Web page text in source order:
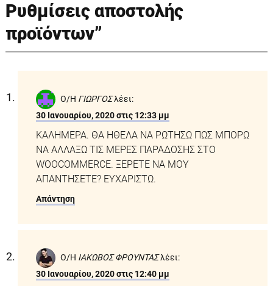
Ρυθμίσεις αποστολής
προϊόντων”
Ο/Η ΓΙΩΡΓΟΣλέει:
30 Ιανουαρίου, 2020 στις 12:33 μμ
ΚΑΛΗΜΕΡΑ. ΘΑ ΗΘΕΛΑ ΝΑ ΡΩΤΗΣΩ ΠΩΣ ΜΠΟΡΩ
ΝΑ ΑΛΛΑΞΩ ΤΙΣ ΜΕΡΕΣ ΠΑΡΑΔΟΣΗΣ ΣΤΟ
WOOCOMMERCE. ΞΕΡΕΤΕ ΝΑ ΜΟΥ
ΑΠΑΝΤΗΣΕΤΕ? ΕΥΧΑΡΙΣΤΩ.
Απάντηση
Ο/Η ΙΑΚΩΒΟΣ ΦΡΟΥΝΤΑΣλέει:
30 Ιανουαρίου, 2020 στις 12:40 μμ